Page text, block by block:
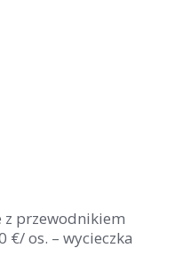
z przewodnikiem
€/ os. – wycieczka